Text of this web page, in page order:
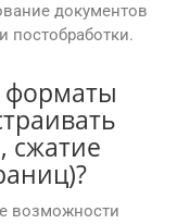
документов
постобработки.
форматы
сжатие
возможности